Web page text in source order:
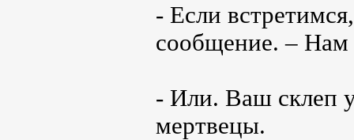
- Если
сообщение. –
- Или. Ваш склеп
мертвецы.